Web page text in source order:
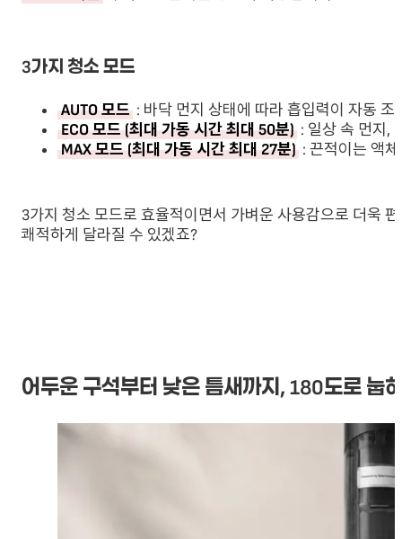
3가지 청소 모드
AUTO 모드 : 바닥 먼지 상태에 따라 흡입력이 자동 조
ECO 모드 (최대 가동 시간 최대 50분) : 일상 속 먼지,
MAX 모드 (최대 가동 시간 최대 27분) : 끈적이는 액
3가지 청소 모드로 효율적이면서 가벼운 사용감으로 더욱
쾌적하게 달라질 수 있겠죠?
어두운 구석부터 낮은 틈새까지, 180도로 눕